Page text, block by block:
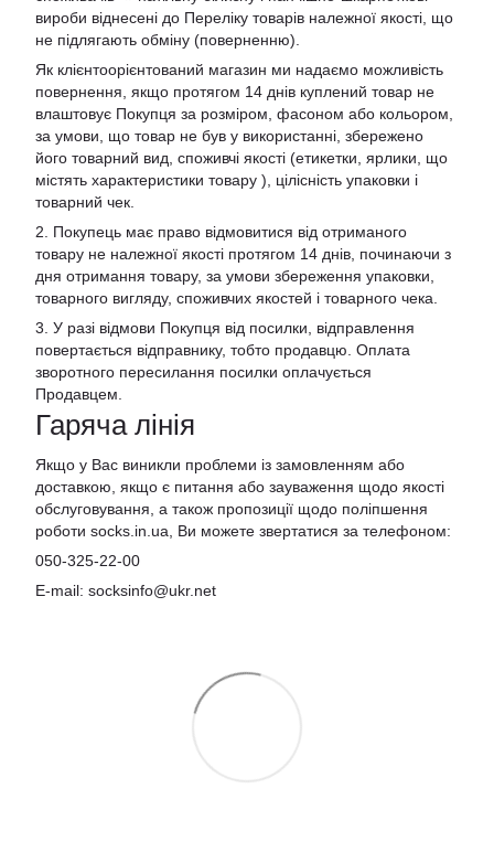
вироби віднесені до Переліку товарів належної якості, що
не підлягають обміну (поверненню).
Як клієнтоорієнтований магазин ми надаємо можливість
повернення, якщо протягом 14 днів куплений товар не
влаштовує Покупця за розміром, фасоном або кольором,
за умови, що товар не був у використанні, збережено
його товарний вид, споживчі якості (етикетки, ярлики, що
містять характеристики товару ), цілісність упаковки і
товарний чек.
2. Покупець має право відмовитися від отриманого
товару не належної якості протягом 14 днів, починаючи з
дня отримання товару, за умови збереження упаковки,
товарного вигляду, споживчих якостей і товарного чека.
3. У разі відмови Покупця від посилки, відправлення
повертається відправнику, тобто продавцю. Оплата
зворотного пересилання посилки оплачується
Продавцем.
Гаряча лінія
Якщо у Вас виникли проблеми із замовленням або
доставкою, якщо є питання або зауваження щодо якості
обслуговування, а також пропозиції щодо поліпшення
роботи socks.in.ua, Ви можете звертатися за телефоном:
050-325-22-00
E-mail: socksinfo@ukr.net